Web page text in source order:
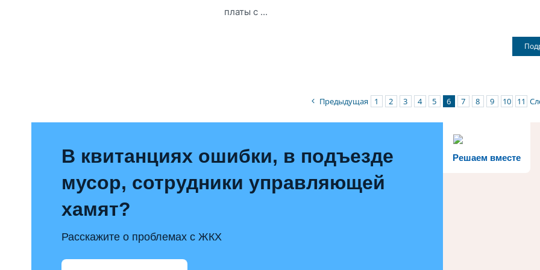
платы с ...
Предыдущая 1 2 3 4 5 6 7 8 9 10 11
Решаем вместе
В квитанциях ошибки, в подъезде
мусор, сотрудники управляющей
хамят?
Расскажите о проблемах с ЖКХ